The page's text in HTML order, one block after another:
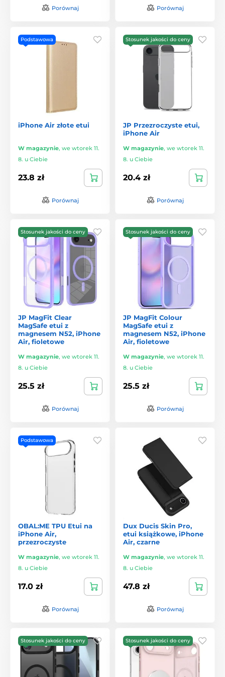
Porównaj Porównaj
Podstawowa
iPhone Air złote etui
W magazynie, we wtorek 11.
8. u Ciebie
23.8 zł
Porównaj
Stosunek jakości do ceny
JP Przezroczyste etui,
iPhone Air
W magazynie, we wtorek 11.
8. u Ciebie
20.4 zł
Porównaj
Stosunek jakości do ceny
JP MagFit Clear
MagSafe etui z
magnesem N52, iPhone
Air, fioletowe
W magazynie, we wtorek 11.
8. u Ciebie
25.5 zł
Porównaj
Stosunek jakości do ceny
JP MagFit Colour
MagSafe etui z
magnesem N52, iPhone
Air, fioletowe
W magazynie, we wtorek 11.
8. u Ciebie
25.5 zł
Porównaj
Podstawowa
OBAL:ME TPU Etui na
iPhone Air,
przezroczyste
W magazynie, we wtorek 11.
8. u Ciebie
17.0 zł
Porównaj
Dux Ducis Skin Pro,
etui książkowe, iPhone
Air, czarne
W magazynie, we wtorek 11.
8. u Ciebie
47.8 zł
Porównaj
Stosunek jakości do ceny Stosunek jakości do ceny